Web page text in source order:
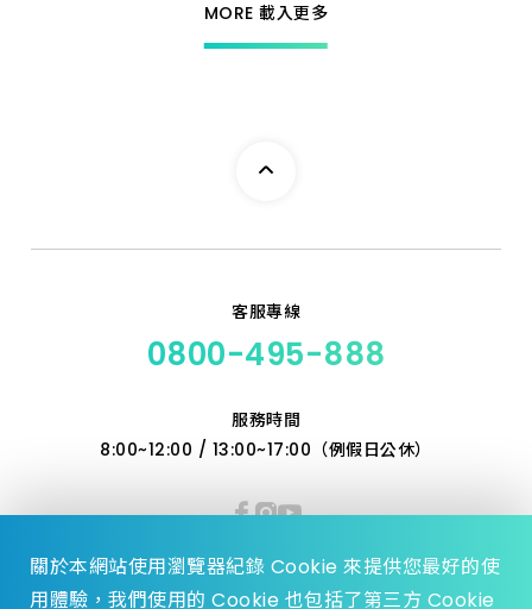
MORE 載入更多
客服專線
0800-495-888
服務時間
8:00~12:00 / 13:00~17:00（例假日公休）
關於本網站使用瀏覽器紀錄 Cookie 來提供您最好的使
用體驗，我們使用的 Cookie 也包括了第三方 Cookie